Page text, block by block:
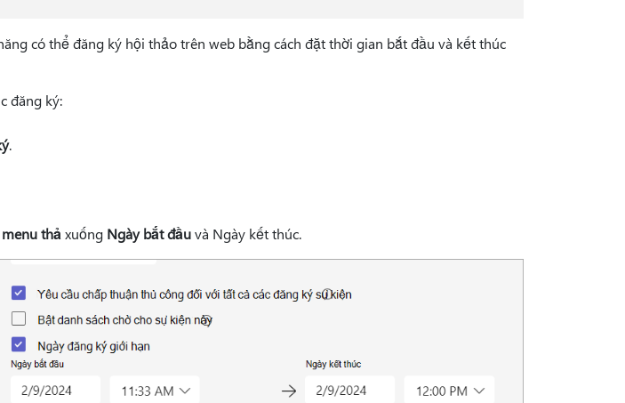
có thể đăng ký hội thảo trên web bằng cách đặt thời gian bắt đầu và kết thúc
đăng ký:
.
menu thả xuống Ngày bắt đầuvà Ngày kết thúc.